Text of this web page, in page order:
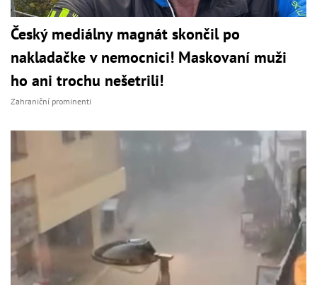
Český mediálny magnát skončil po
nakladačke v nemocnici! Maskovaní muži
ho ani trochu nešetrili!
Zahraniční prominenti